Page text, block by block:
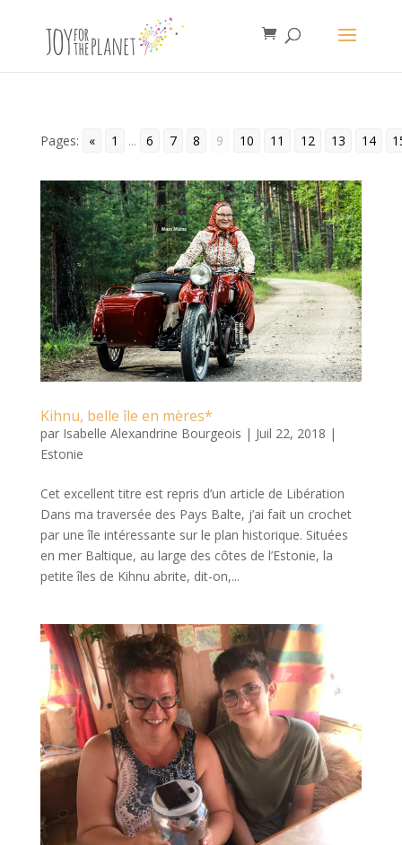
Pages: « 1 ... 6 7 8 9 10 11 12 13 14
Kihnu, belle île en mères*
par Isabelle Alexandrine Bourgeois | Juil 22, 2018 |
Estonie
Cet excellent titre est repris d’un article de Libération
Dans ma traversée des Pays Balte, j’ai fait un crochet
par une île intéressante sur le plan historique. Situées
en mer Baltique, au large des côtes de l’Estonie, la
petite îles de Kihnu abrite, dit-on,...